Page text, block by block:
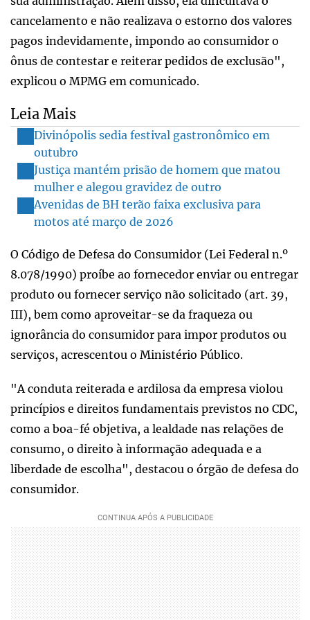
cancelamento e não realizava o estorno dos valores
pagos indevidamente, impondo ao consumidor o
ônus de contestar e reiterar pedidos de exclusão",
explicou o MPMG em comunicado.
Leia Mais
Divinópolis sedia festival gastronômico em
outubro
Justiça mantém prisão de homem que matou
mulher e alegou gravidez de outro
Avenidas de BH terão faixa exclusiva para
motos até março de 2026
O Código de Defesa do Consumidor (Lei Federal n.º
8.078/1990) proíbe ao fornecedor enviar ou entregar
produto ou fornecer serviço não solicitado (art. 39,
III), bem como aproveitar-se da fraqueza ou
ignorância do consumidor para impor produtos ou
serviços, acrescentou o Ministério Público.
"A conduta reiterada e ardilosa da empresa violou
princípios e direitos fundamentais previstos no CDC,
como a boa-fé objetiva, a lealdade nas relações de
consumo, o direito à informação adequada e a
liberdade de escolha", destacou o órgão de defesa do
consumidor.